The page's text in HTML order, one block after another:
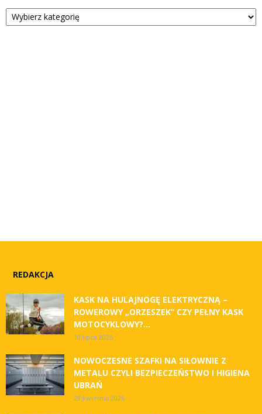
Kategorie
REDAKCJA
KASK NA HULAJNOGĘ ELEKTRYCZNĄ –
ROWEROWY „ORZESZEK” CZY PEŁNY KASK
MOTOCYKLOWY?...
10 lipca 2026
NOWOCZESNE SZAFKI NA SIŁOWNIE Z
METALU CZYLI BEZPIECZEŃSTWO I HIGIENA
UBRAŃ
28 kwietnia 2026